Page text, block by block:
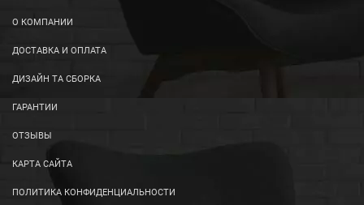
О КОМПАНИИ
ДОСТАВКА И ОПЛАТА
ДИЗАЙН ТА СБОРКА
ГАРАНТИИ
ОТЗЫВЫ
КАРТА САЙТА
ПОЛИТИКА КОНФИДЕНЦИАЛЬНОСТИ